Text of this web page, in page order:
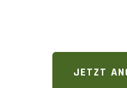
JETZT